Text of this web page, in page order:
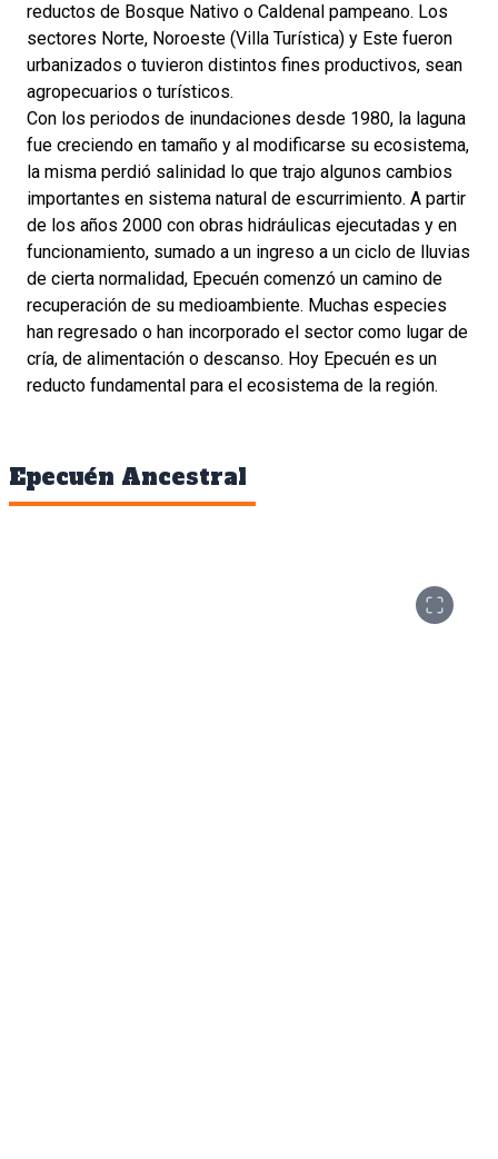
reductos de Bosque Nativo o Caldenal pampeano. Los
sectores Norte, Noroeste (Villa Turística) y Este fueron
urbanizados o tuvieron distintos fines productivos, sean
agropecuarios o turísticos.
Con los periodos de inundaciones desde 1980, la laguna
fue creciendo en tamaño y al modificarse su ecosistema,
la misma perdió salinidad lo que trajo algunos cambios
importantes en sistema natural de escurrimiento. A partir
de los años 2000 con obras hidráulicas ejecutadas y en
funcionamiento, sumado a un ingreso a un ciclo de lluvias
de cierta normalidad, Epecuén comenzó un camino de
recuperación de su medioambiente. Muchas especies
han regresado o han incorporado el sector como lugar de
cría, de alimentación o descanso. Hoy Epecuén es un
reducto fundamental para el ecosistema de la región.
Epecuén Ancestral